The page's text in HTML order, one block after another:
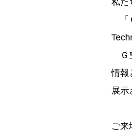
私た
「
Ｇ
情報
展示
ご来